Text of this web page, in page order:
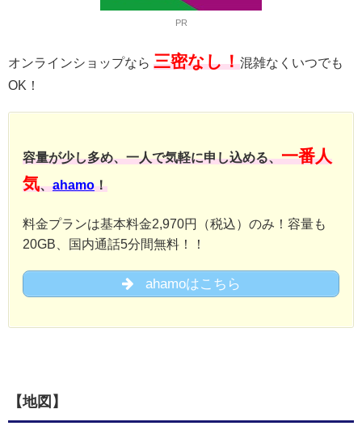
PR
オンラインショップなら 三密なし！混雑なくいつでも
OK！
容量が少し多め、一人で気軽に申し込める、一番人
気、ahamo！
料金プランは基本料金2,970円（税込）のみ！容量も
20GB、国内通話5分間無料！！
ahamoはこちら
【地図】